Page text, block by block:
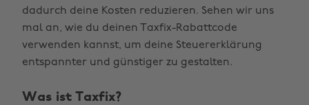
dadurch deine Kosten reduzieren. Sehen wir uns
mal an, wie du deinen Taxfix-Rabattcode
verwenden kannst, um deine Steuererklärung
entspannter und günstiger zu gestalten.
Was ist Taxfix?